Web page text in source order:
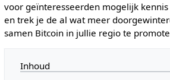
voor geïnteresseerden mogelijk
en trek je de al wat meer
samen Bitcoin in jullie regio te
Inhoud